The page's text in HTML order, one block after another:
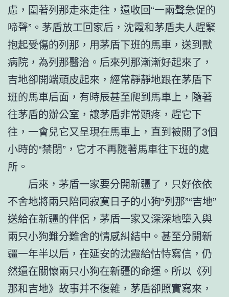
慮，圍著列那走來走往，還收回“一兩聲急促的
啼聲”。茅盾放工回家后，沈霞和茅盾夫人趕緊
抱起受傷的列那，用茅盾下班的馬車，送到獸
病院，為列那醫治。后來列那漸漸好起來了，
吉地卻開端頑皮起來，經常靜靜地跟在茅盾下
班的馬車后面，有時辰甚至爬到馬車上，隨著
往茅盾的辦公室，讓茅盾非常頭疼，趕它下
往，一會兒它又呈現在馬車上，直到被關了3個
小時的“禁閉”，它才不再隨著馬車往下班的處
所。
后來，茅盾一家要分開新疆了，只好依依
不舍地將兩只陪同寂寞日子的小狗“列那”“吉地”
送給在新疆的伴侶，茅盾一家又深深地墮入與
兩只小狗難分難舍的情感糾結中。甚至分開新
疆一年半以后，在延安的沈霞給怙恃寫信，仍
然還在關懷兩只小狗在新疆的命運。所以《列
那和吉地》故事并不復雜，茅盾卻照實寫來，